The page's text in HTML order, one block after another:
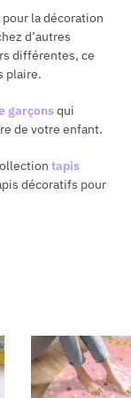
la décoration
d’autres
différentes, ce
plaire.
garçonsqui
de votre enfant.
tapis
décoratifs pour